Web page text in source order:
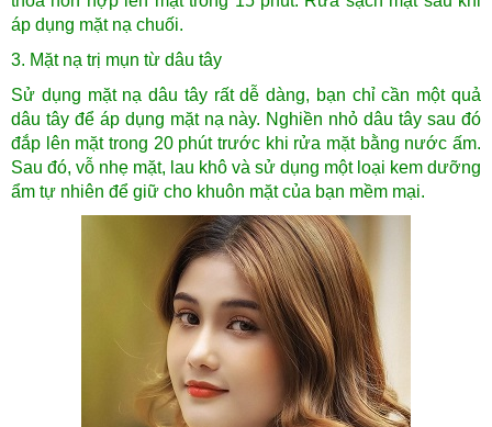
áp dụng mặt nạ chuối.
3. Mặt nạ trị mụn từ dâu tây
Sử dụng mặt nạ dâu tây rất dễ dàng, bạn chỉ cần một quả
dâu tây để áp dụng mặt nạ này. Nghiền nhỏ dâu tây sau đó
đắp lên mặt trong 20 phút trước khi rửa mặt bằng nước ấm.
Sau đó, vỗ nhẹ mặt, lau khô và sử dụng một loại kem dưỡng
ẩm tự nhiên để giữ cho khuôn mặt của bạn mềm mại.